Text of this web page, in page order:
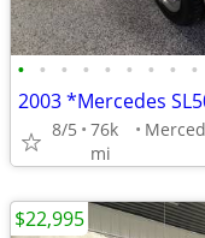
• • • • • • • • •
8/5
76k
mi
$22,995